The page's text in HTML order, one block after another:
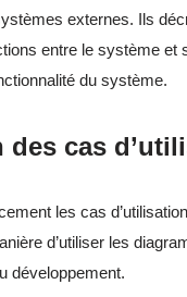
externes. Ils
entre le système et
du système.
des cas
les cas
d’utiliser les
développement.